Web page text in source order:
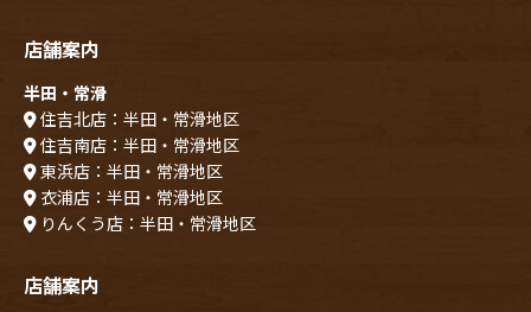
店舗案内
半田・常滑
住吉北店：半田・常滑地区
住吉南店：半田・常滑地区
東浜店：半田・常滑地区
衣浦店：半田・常滑地区
りんくう店：半田・常滑地区
店舗案内